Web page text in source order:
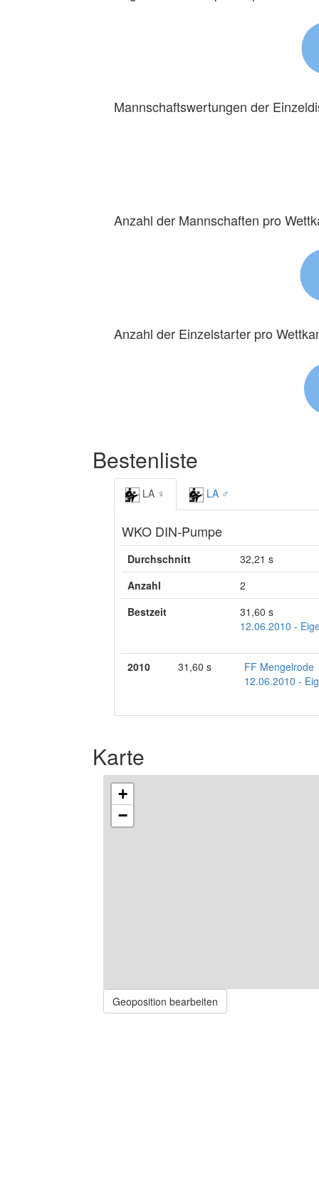
Mannschaftswertungen der
Anzahl der Mannschaften pro
Anzahl der Einzelstarter pro
Bestenliste
LA ♀ LA ♂
WKO DIN-Pumpe
Durchschnitt
32,21 s
Anzahl
2
Bestzeit
31,60 s
12.06.2010 -
2010 31,60 s
FF Mengelrode
12.06.2010 -
Karte
+
−
Geoposition bearbeiten